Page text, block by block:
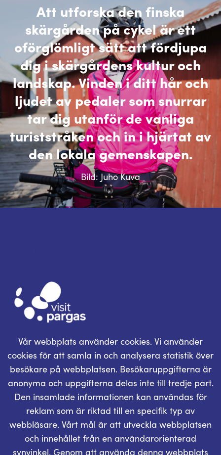
Att utforska den finska
skärgården på cykel är ett
oförglömligt sätt att fördjupa
dig i skärgårdens kultur och
landskap. Vinden i ditt hår och
ljudet av pedaler som snurrar
tar dig utanför de vanliga
turiststråken och in i hjärtat av
den lokala gemenskapen.
Bild: Juho Kuva
Vår webbplats använder cookies. Vi använder
cookies för att samla in och analysera statistik över
besökare på webbplatsen. Besökaruppgifterna är
anonyma och uppgifterna delas inte till tredje part.
Den insamlade informationen kan användas för
reklam som är riktad till en specifik typ av
webbläsare. Vårt mål är att utveckla webbplatsen
och innehållet från en användarorienterad
synvinkel. Genom att använda denna webbplats